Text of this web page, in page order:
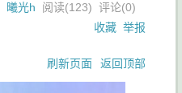
曦光h 阅读(123) 评论(0)
收藏 举报
刷新页面 返回顶部